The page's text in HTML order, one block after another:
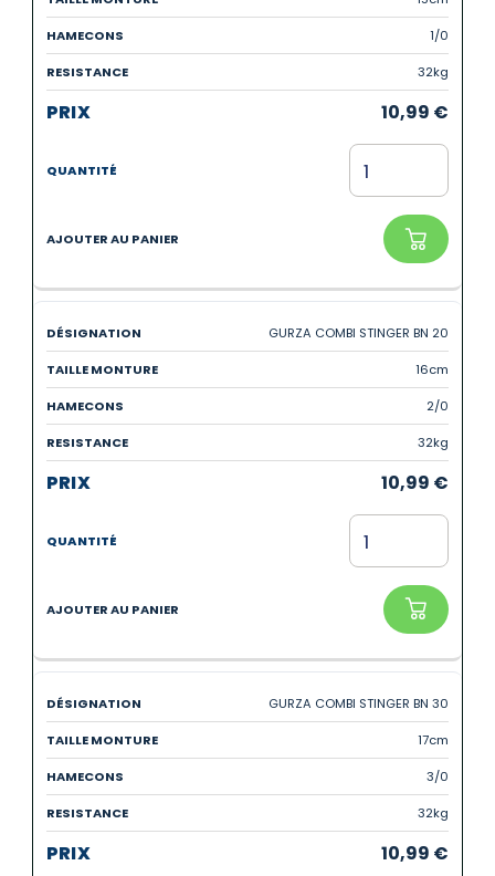
1/0
32kg
10,99 €
GURZA COMBI STINGER BN 20
16cm
2/0
32kg
10,99 €
GURZA COMBI STINGER BN 30
17cm
3/0
32kg
10,99 €